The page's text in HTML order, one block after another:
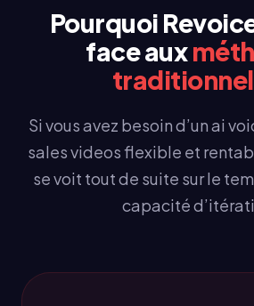
Pourquoi
face aux
Si vous avez besoin d’un ai
sales videos flexible et
se voit tout de suite sur le
capacité